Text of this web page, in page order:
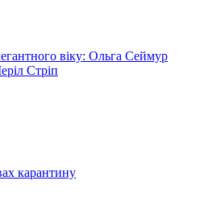
віку: Ольга Сеймур
Стріп
карантину